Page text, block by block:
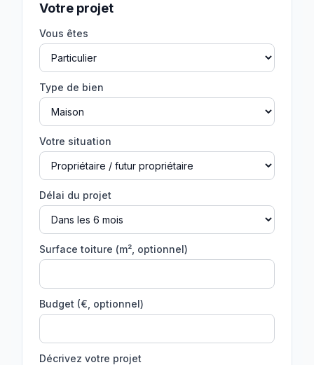
Votre projet
Vous êtes
Type de bien
Votre situation
Délai du projet
Surface toiture (m², optionnel)
Budget (€, optionnel)
Décrivez votre projet